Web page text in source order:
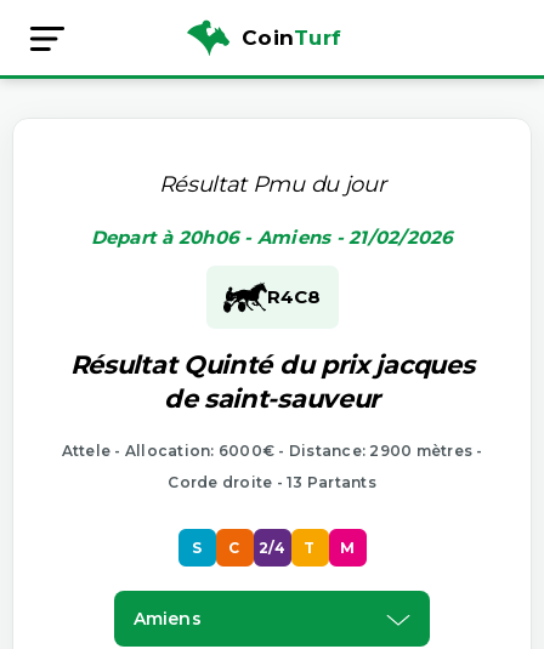
CoinTurf
Résultat Pmu du jour
Depart à 20h06 - Amiens - 21/02/2026
R4C8
Résultat Quinté du prix jacques
de saint-sauveur
Attele - Allocation: 6000€ - Distance: 2900 mètres -
Corde droite - 13 Partants
S C 2/4 T M
Amiens